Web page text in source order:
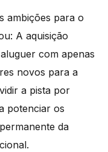
ambições para o
A aquisição
com apenas
novos para a
a pista por
potenciar os
da